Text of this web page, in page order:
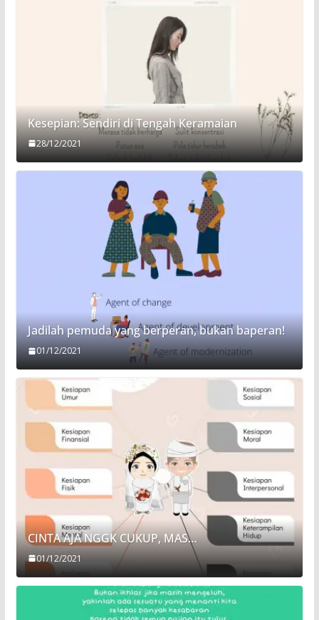
Kesepian: Sendiri di Tengah Keramaian
28/12/2021
Jadilah pemuda yang berperan, bukan baperan!
01/12/2021
CINTA AJA NGGK CUKUP, MAS…
01/12/2021